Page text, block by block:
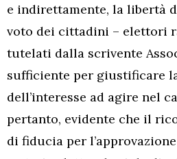
e indirettamente, la libertà
voto dei cittadini – elettori
tutelati dalla scrivente
sufficiente per giustificare
dell’interesse ad agire nel
pertanto, evidente che il
di fiducia per